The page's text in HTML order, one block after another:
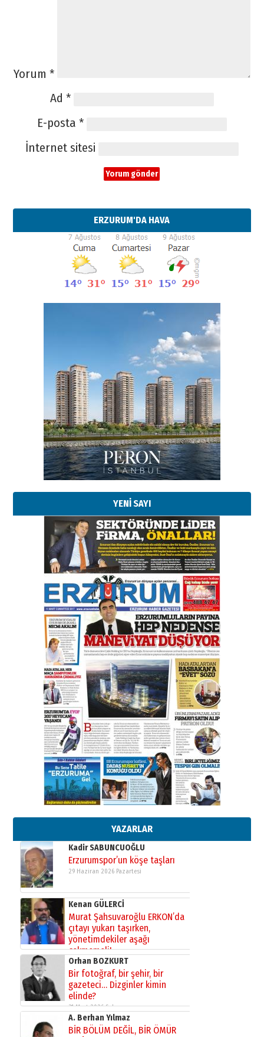
Yorum *
Ad *
E-posta *
İnternet sitesi
ERZURUM'DA HAVA
YENİ SAYI
YAZARLAR
Esat BİNDESEN
Başkan Sekmen’den Erzurum’a
bir vizyon proje daha!
02 Ağustos 2026 Pazar
Kadir SABUNCUOĞLU
Erzurumspor’un köşe taşları
29 Haziran 2026 Pazartesi
Kenan GÜLERCİ
Murat Şahsuvaroğlu ERKON’da
çıtayı yukarı taşırken,
yönetimdekiler aşağı
çekmemeli!
17 Şubat 2026 SalıOrhan BOZKURT
Bir fotoğraf, bir şehir, bir
gazeteci… Dizginler kimin
elinde?
31 Mart 2026 Salı
A. Berhan Yılmaz
BİR BÖLÜM DEĞİL, BİR ÖMÜR
SEÇİYORSUNUZ… “NEDEN
ATATÜRK ÜNİVERSİTESİ?”
28 Temmuz 2026 Salı
Ahmet Gökhan YAZICI
Ahmed Yesevi’den bir Alperen…
”Reisimiz” idi… Hakka yürüdü.!
26 Mart 2026 Perşembe
Cem Bakırcı
Ardında bıraktığı hatıralarıyla
gönül adamı Faruk Terzioğlu!
13 Mayıs 2026 Çarşamba
Esat BİNDESEN
Başkan Sekmen’den Erzurum’a
bir vizyon proje daha!
02 Ağustos 2026 Pazar
Kadir SABUNCUOĞLU
Erzurumspor’un köşe taşları
29 Haziran 2026 Pazartesi
Kenan GÜLERCİ
Murat Şahsuvaroğlu ERKON’da
çıtayı yukarı taşırken,
yönetimdekiler aşağı
çekmemeli!
17 Şubat 2026 SalıOrhan BOZKURT
Bir fotoğraf, bir şehir, bir
gazeteci… Dizginler kimin
elinde?
31 Mart 2026 Salı
A. Berhan Yılmaz
BİR BÖLÜM DEĞİL, BİR ÖMÜR